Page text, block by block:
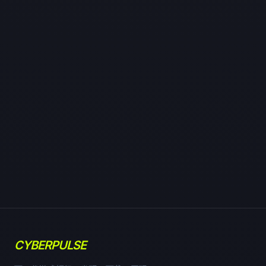
CYBERPULSE